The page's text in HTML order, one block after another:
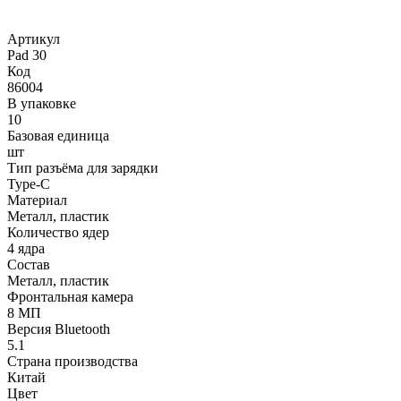
Артикул
Pad 30
Код
86004
В упаковке
10
Базовая единица
шт
Тип разъёма для зарядки
Type-C
Материал
Металл, пластик
Количество ядер
4 ядра
Состав
Металл, пластик
Фронтальная камера
8 МП
Версия Bluetooth
5.1
Страна производства
Китай
Цвет